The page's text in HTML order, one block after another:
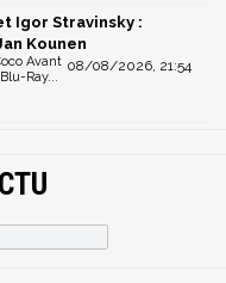
Igor Stravinsky :
Kounen
08/08/2026, 21:54
Avant
Ray...